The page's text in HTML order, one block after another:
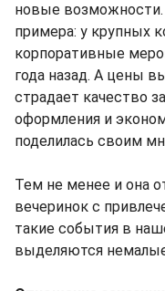
новые возможности.
примера: у крупных
корпоративные
года назад. А цены
страдает качество
оформления и
поделилась своим
Тем не менее и она
вечеринок с
такие события в
выделяются